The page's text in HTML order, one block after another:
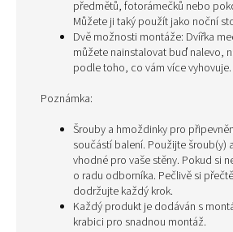
předmětů, fotorámečků nebo
Můžete ji taký použít jako noční
Dvě možnosti montáže: Dvířka
můžete nainstalovat buď nalevo,
podle toho, co vám více vyhovuje.
Poznámka:
Šrouby a hmoždinky pro
součástí balení. Použijte šroub(y)
vhodné pro vaše stěny. Pokud si
o radu odborníka. Pečlivě si
dodržujte každý krok.
Každý produkt je dodáván s
krabici pro snadnou montáž.